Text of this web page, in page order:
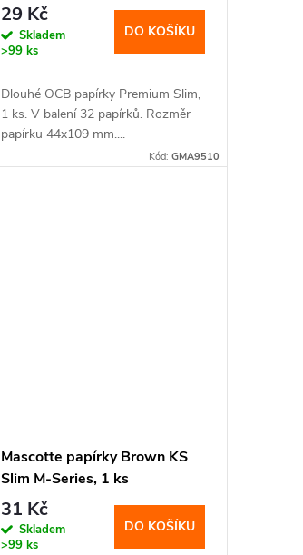
29 Kč
Skladem
>99 ks
DO KOŠÍKU
Dlouhé OCB papírky Premium Slim,
1 ks. V balení 32 papírků. Rozměr
papírku 44x109 mm....
Kód: GMA9510
Mascotte papírky Brown KS
Slim M-Series, 1 ks
31 Kč
Skladem
>99 ks
DO KOŠÍKU